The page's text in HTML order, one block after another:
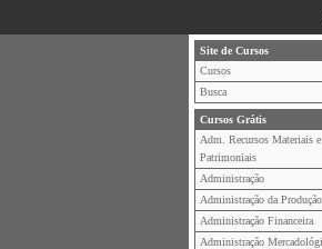
Site de Cursos
Cursos
Busca
Cursos Grátis
Adm. Recursos Materiais e
Patrimoniais
Administração
Administração da Produção
Administração Financeira
Administração